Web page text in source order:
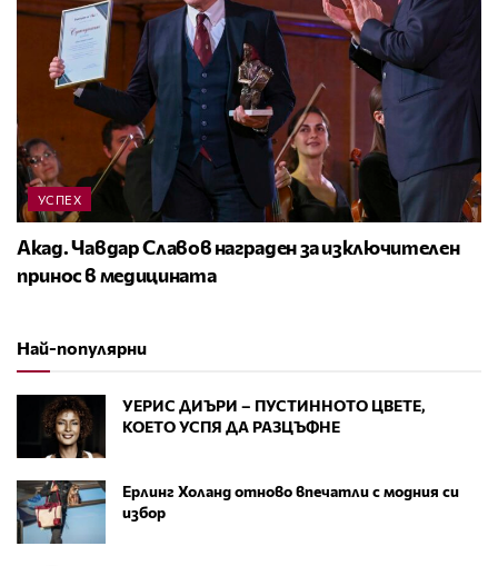
УСПЕХ
Акад. Чавдар Славов награден за изключителен
принос в медицината
Най-популярни
УЕРИС ДИЪРИ – ПУСТИННОТО ЦВЕТЕ,
КОЕТО УСПЯ ДА РАЗЦЪФНЕ
Ерлинг Холанд отново впечатли с модния си
избор